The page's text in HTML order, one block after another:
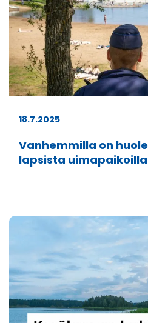
18.7.2025
Vanhemmilla on
lapsista uimapaikoilla